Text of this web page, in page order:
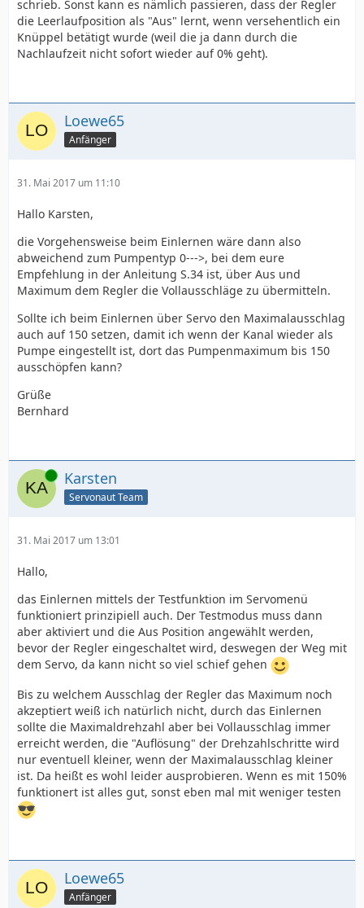
schrieb. Sonst kann es nämlich passieren, dass der Regler
die Leerlaufposition als "Aus" lernt, wenn versehentlich ein
Knüppel betätigt wurde (weil die ja dann durch die
Nachlaufzeit nicht sofort wieder auf 0% geht).
Loewe65
Anfänger
31. Mai 2017 um 11:10
Hallo Karsten,
die Vorgehensweise beim Einlernen wäre dann also
abweichend zum Pumpentyp 0--->, bei dem eure
Empfehlung in der Anleitung S.34 ist, über Aus und
Maximum dem Regler die Vollausschläge zu übermitteln.
Sollte ich beim Einlernen über Servo den Maximalausschlag
auch auf 150 setzen, damit ich wenn der Kanal wieder als
Pumpe eingestellt ist, dort das Pumpenmaximum bis 150
ausschöpfen kann?
Grüße
Bernhard
Online Karsten
Servonaut Team
31. Mai 2017 um 13:01
Hallo,
das Einlernen mittels der Testfunktion im Servomenü
funktioniert prinzipiell auch. Der Testmodus muss dann
aber aktiviert und die Aus Position angewählt werden,
bevor der Regler eingeschaltet wird, deswegen der Weg mit
dem Servo, da kann nicht so viel schief gehen
Bis zu welchem Ausschlag der Regler das Maximum noch
akzeptiert weiß ich natürlich nicht, durch das Einlernen
sollte die Maximaldrehzahl aber bei Vollausschlag immer
erreicht werden, die "Auflösung" der Drehzahlschritte wird
nur eventuell kleiner, wenn der Maximalausschlag kleiner
ist. Da heißt es wohl leider ausprobieren. Wenn es mit 150%
funktionert ist alles gut, sonst eben mal mit weniger testen
Loewe65
Anfänger